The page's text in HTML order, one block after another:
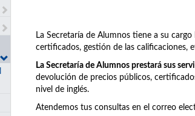
La Secretaría de Alumnos tiene a su
certificados, gestión de las calificaciones,
La Secretaría de Alumnos prestará sus
devolución de precios públicos,
nivel de inglés.
Atendemos tus consultas en el correo